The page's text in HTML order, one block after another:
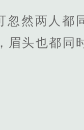
忽然两人都
头也都同